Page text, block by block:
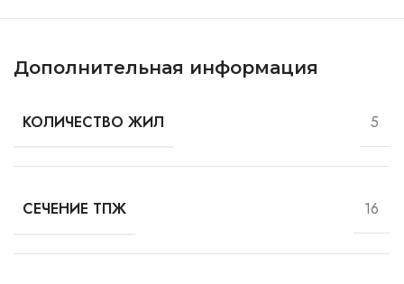
Дополнительная информация
КОЛИЧЕСТВО ЖИЛ 5
СЕЧЕНИЕ ТПЖ 16